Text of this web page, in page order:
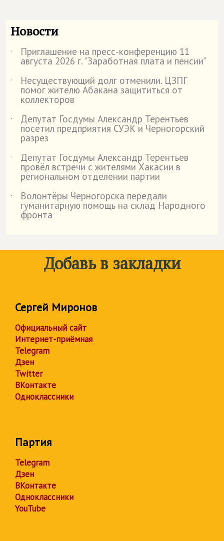
Новости
˙ Приглашение на пресс-конференцию 11
августа 2026 г. "Заработная плата и пенсии"
˙
Несуществующий долг отменили. ЦЗПГ
помог жителю Абакана защититься от
коллекторов
˙
Депутат Госдумы Александр Терентьев
посетил предприятия СУЭК и Черногорский
разрез
˙
Депутат Госдумы Александр Терентьев
провёл встречи с жителями Хакасии в
региональном отделении партии
˙
Волонтёры Черногорска передали
гуманитарную помощь на склад Народного
фронта
Добавь в закладки
Сергей Миронов
Официальный сайт
Интернет-приёмная
Telegram
Дзен
Twitter
ВКонтакте
Одноклассники
Партия
Telegram
Дзен
ВКонтакте
Одноклассники
YouTube